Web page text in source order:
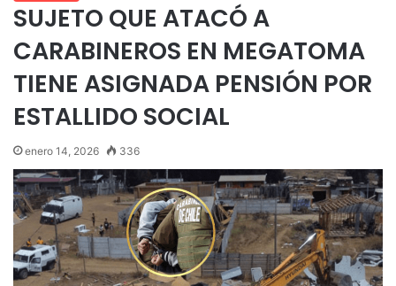
SUJETO QUE ATACÓ A
CARABINEROS EN MEGATOMA
TIENE ASIGNADA PENSIÓN POR
ESTALLIDO SOCIAL
enero 14, 2026 336